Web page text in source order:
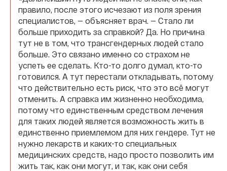
правило, после этого исчезают из поля зрения
специалистов, — объясняет врач. — Стало ли
больше приходить за справкой? Да. Но причина
тут не в том, что трансгендерных людей стало
больше. Это связано именно со страхом не
успеть ее сделать. Кто-то долго думал, кто-то
готовился. А тут перестали откладывать, потому
что действительно есть риск, что это всё могут
отменить. А справка им жизненно необходима,
потому что единственным средством лечения
для таких людей является возможность жить в
единственно приемлемом для них гендере. Тут не
нужно лекарств и каких-то специальных
медицинских средств, надо просто позволить им
жить так, как они могут, и так, как они себя